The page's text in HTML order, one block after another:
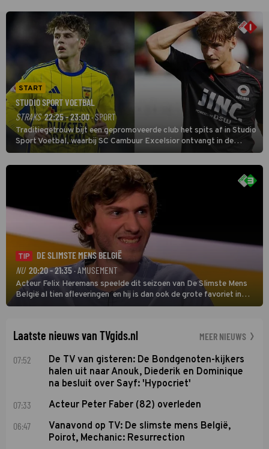
START
STUDIO SPORT VOETBAL
STRAKS 22:25 - 23:00· SPORT
Traditiegetrouw bijt een gepromoveerde club het spits af in Studio
Sport Voetbal, waarbij SC Cambuur Excelsior ontvangt in de
eerste wedstrijd van het nieuwe Eredivisieseizoen. De nieuwe
oefenmeester is Johan Plat en hij wil aanvallend voetballen.
TIP
DE SLIMSTE MENS BELGIË
NU 20:20 - 21:35· AMUSEMENT
Acteur Felix Heremans speelde dit seizoen van De Slimste Mens
België al tien afleveringen en hij is dan ook de grote favoriet in
deze seizoensfinale. En er is Nederlandse inbreng, want komiek
Laatste nieuws van TVgids.nl MEER NIEUWS
07:52
De TV van gisteren: De Bondgenoten-kijkers
halen uit naar Anouk, Diederik en Dominique
na besluit over Sayf: 'Hypocriet'
07:33 Acteur Peter Faber (82) overleden
06:47
Vanavond op TV: De slimste mens België,
Poirot, Mechanic: Resurrection